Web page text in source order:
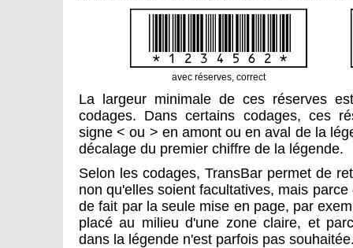
avec réserves, correct
La largeur minimale de ces réserves
codages. Dans certains codages, ces
signe < ou > en amont ou en aval de la
décalage du premier chiffre de la légende.
Selon les codages, TransBar permet de
non qu'elles soient facultatives, mais
de fait par la seule mise en page, par
placé au milieu d'une zone claire, et
dans la légende n'est parfois pas